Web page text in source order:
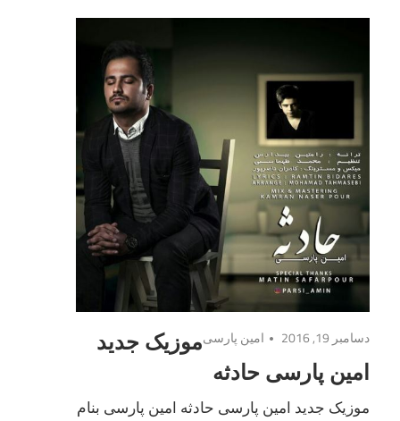
دسامبر 19, 2016 امین پارسیموزیک جدید
امین پارسی حادثه
موزیک جدید امین پارسی حادثه امین پارسی بنام